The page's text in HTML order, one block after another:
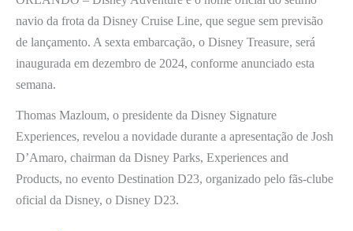
navio da frota da Disney Cruise Line, que segue sem previsão
de lançamento. A sexta embarcação, o Disney Treasure, será
inaugurada em dezembro de 2024, conforme anunciado esta
semana.
Thomas Mazloum, o presidente da Disney Signature
Experiences, revelou a novidade durante a apresentação de Josh
D’Amaro, chairman da Disney Parks, Experiences and
Products, no evento Destination D23, organizado pelo fãs-clube
oficial da Disney, o Disney D23.